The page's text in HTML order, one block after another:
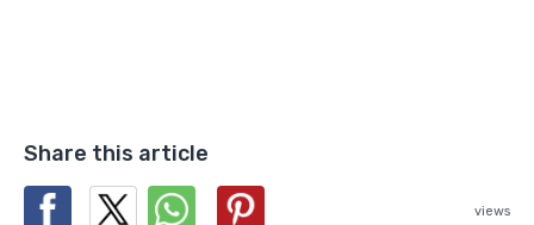
Share this article
views